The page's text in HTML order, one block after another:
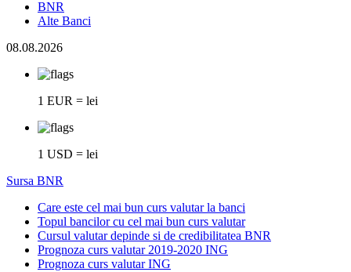
BNR
Alte Banci
08.08.2026
1 EUR = lei
1 USD = lei
Sursa BNR
Care este cel mai bun curs valutar la banci
Topul bancilor cu cel mai bun curs valutar
Cursul valutar depinde si de credibilitatea BNR
Prognoza curs valutar 2019-2020 ING
Prognoza curs valutar ING